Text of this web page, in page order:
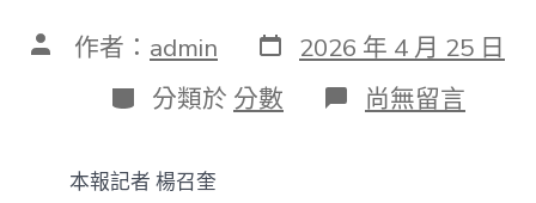
文 作者： admin 發
表
日
期
2026 年 4 月 25 日
分
類
分類於 分數 在
〈行
尚無留言
本報記者 楊召奎